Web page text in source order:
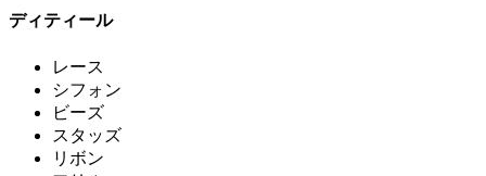
ディティール
レース
シフォン
ビーズ
スタッズ
リボン